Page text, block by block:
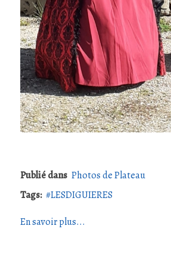
Publié dans Photos de Plateau
Tags:
LESDIGUIERES
En savoir plus...